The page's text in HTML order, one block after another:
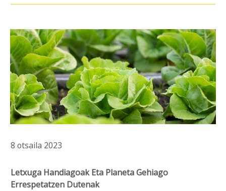
8 otsaila 2023
Letxuga Handiagoak Eta Planeta Gehiago
Errespetatzen Dutenak